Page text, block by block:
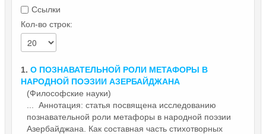
Ссылки
Кол-во строк:
1. О ПОЗНАВАТЕЛЬНОЙ РОЛИ МЕТАФОРЫ В
НАРОДНОЙ ПОЭЗИИ АЗЕРБАЙДЖАНА
(Философские науки)
... Аннотация: статья посвящена исследованию
познавательной роли метафоры в народной поэзии
Азербайджана . Как составная часть стихотворных